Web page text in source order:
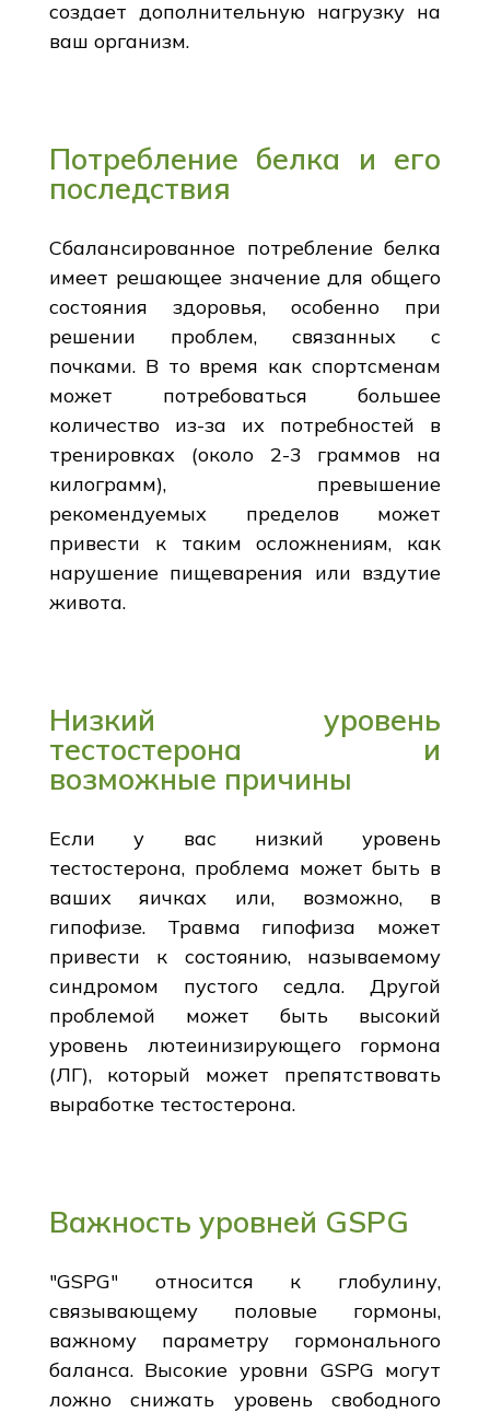
создает дополнительную нагрузку на
ваш организм.
Потребление белка и его
последствия
Сбалансированное потребление белка
имеет решающее значение для общего
состояния здоровья, особенно при
решении проблем, связанных с
почками. В то время как спортсменам
может потребоваться большее
количество из-за их потребностей в
тренировках (около 2-3 граммов на
килограмм), превышение
рекомендуемых пределов может
привести к таким осложнениям, как
нарушение пищеварения или вздутие
живота.
Низкий уровень
тестостерона и
возможные причины
Если у вас низкий уровень
тестостерона, проблема может быть в
ваших яичках или, возможно, в
гипофизе. Травма гипофиза может
привести к состоянию, называемому
синдромом пустого седла. Другой
проблемой может быть высокий
уровень лютеинизирующего гормона
(ЛГ), который может препятствовать
выработке тестостерона.
Важность уровней GSPG
"GSPG" относится к глобулину,
связывающему половые гормоны,
важному параметру гормонального
баланса. Высокие уровни GSPG могут
ложно снижать уровень свободного